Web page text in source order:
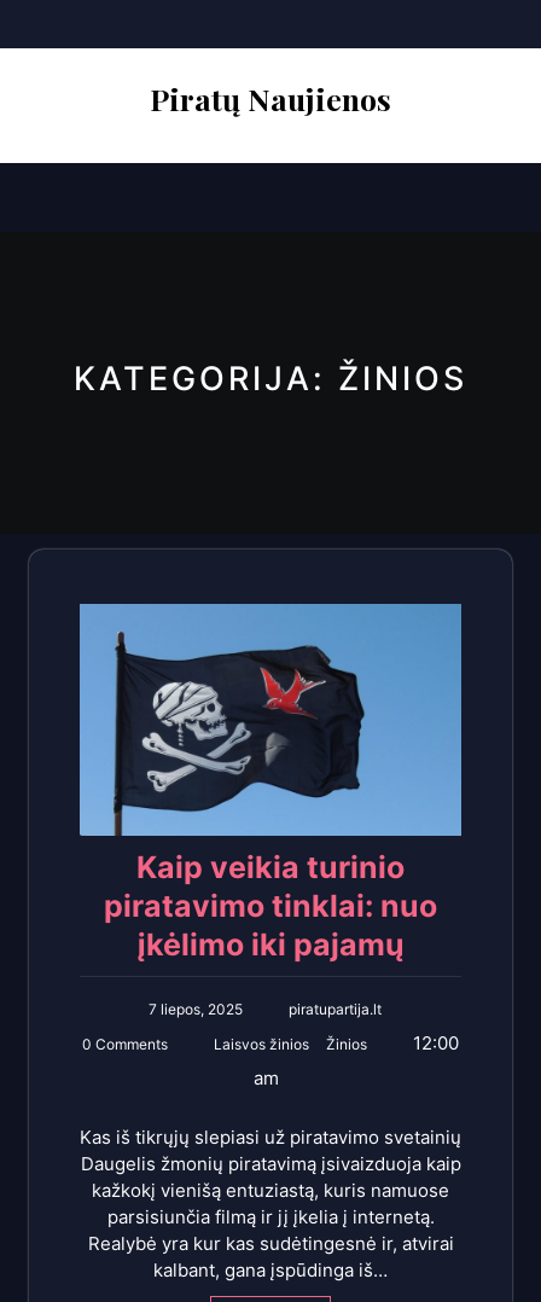
Piratų Naujienos
KATEGORIJA: ŽINIOS
Kaip veikia turinio
piratavimo tinklai: nuo
įkėlimo iki pajamų
7 liepos, 2025
piratupartija.lt
0 Comments
Laisvos žinios Žinios
12:00
am
Kas iš tikrųjų slepiasi už piratavimo svetainių
Daugelis žmonių piratavimą įsivaizduoja kaip
kažkokį vienišą entuziastą, kuris namuose
parsisiunčia filmą ir jį įkelia į internetą.
Realybė yra kur kas sudėtingesnė ir, atvirai
kalbant, gana įspūdinga iš…